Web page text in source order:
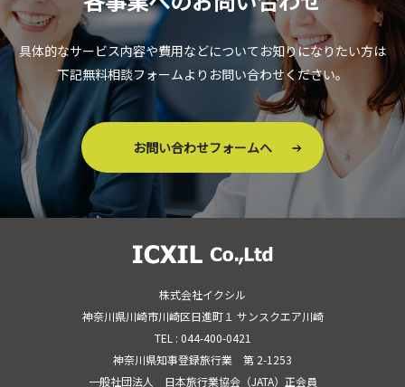
具体的なサービス内容や費用などについてお知りになりたい方は
下記無料相談フォームよりお問い合わせください。
お問い合わせフォームへ
株式会社イクシル
神奈川県川崎市川崎区日進町１ サンスクエア川崎
TEL : 044-400-0421
神奈川県知事登録旅行業 第 2-1253
一般社団法人 日本旅行業協会（JATA）正会員